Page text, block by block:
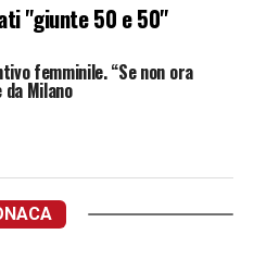
"giunte 50 e 50"
femminile. “Se non ora
Milano